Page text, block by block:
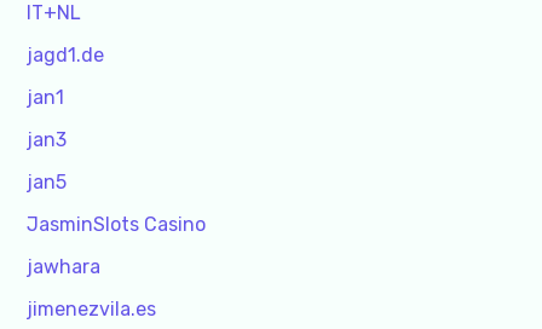
IT+NL
jagd1.de
jan1
jan3
jan5
JasminSlots Casino
jawhara
jimenezvila.es